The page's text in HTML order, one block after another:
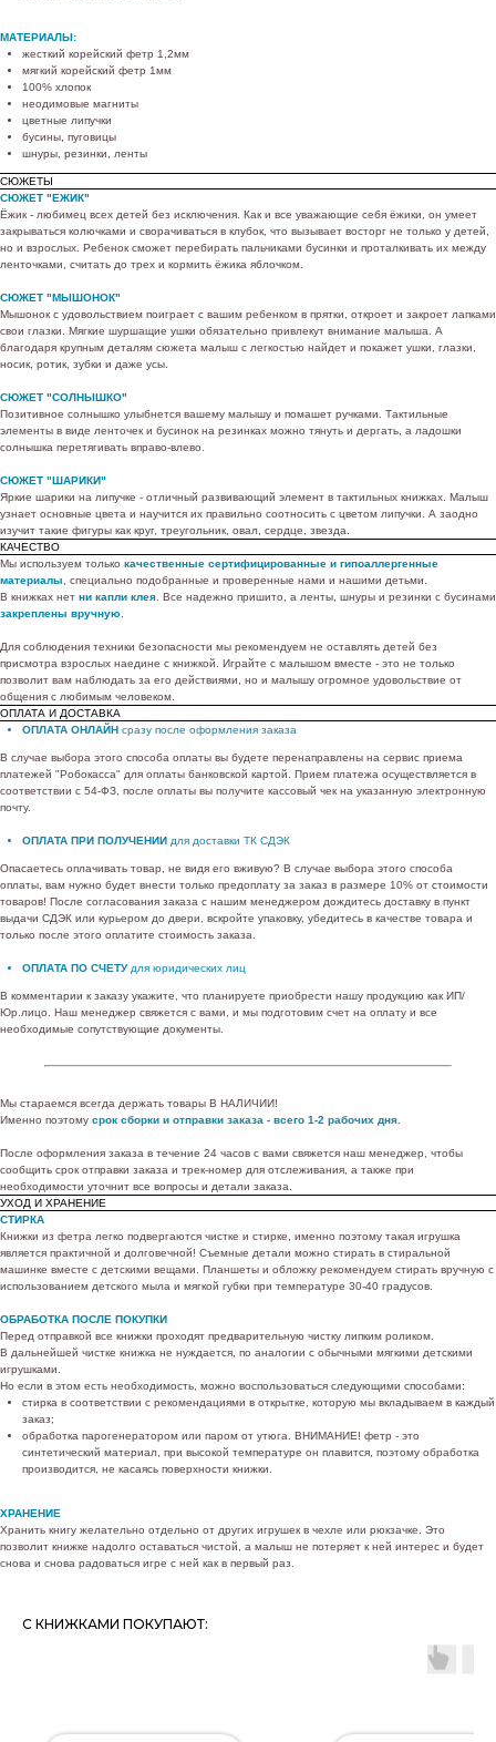
МАТЕРИАЛЫ:
жесткий корейский фетр 1,2мм
мягкий корейский фетр 1мм
100% хлопок
неодимовые магниты
цветные липучки
бусины, пуговицы
шнуры, резинки, ленты
СЮЖЕТЫ
СЮЖЕТ "ЕЖИК"
Ёжик - любимец всех детей без исключения. Как и все уважающие себя ёжики, он умеет
закрываться колючками и сворачиваться в клубок, что вызывает восторг не только у детей,
но и взрослых. Ребенок сможет перебирать пальчиками бусинки и проталкивать их между
ленточками, считать до трех и кормить ёжика яблочком.
СЮЖЕТ "МЫШОНОК"
Мышонок с удовольствием поиграет с вашим ребенком в прятки, откроет и закроет лапками
свои глазки. Мягкие шуршащие ушки обязательно привлекут внимание малыша. А
благодаря крупным деталям сюжета малыш с легкостью найдет и покажет ушки, глазки,
носик, ротик, зубки и даже усы.
СЮЖЕТ "СОЛНЫШКО"
Позитивное солнышко улыбнется вашему малышу и помашет ручками. Тактильные
элементы в виде ленточек и бусинок на резинках можно тянуть и дергать, а ладошки
солнышка перетягивать вправо-влево.
СЮЖЕТ "ШАРИКИ"
Яркие шарики на липучке - отличный развивающий элемент в тактильных книжках. Малыш
узнает основные цвета и научится их правильно соотносить с цветом липучки. А заодно
изучит такие фигуры как круг, треугольник, овал, сердце, звезда.
КАЧЕСТВО
Мы используем только качественные сертифицированные и гипоаллергенные
материалы , специально подобранные и проверенные нами и нашими детьми.
В книжках нет ни капли клея . Все надежно пришито, а ленты, шнуры и резинки с бусинами
закреплены вручную
Для соблюдения техники безопасности мы рекомендуем не оставлять детей без
присмотра взрослых наедине с книжкой. Играйте с малышом вместе - это не только
позволит вам наблюдать за его действиями, но и малышу огромное удовольствие от
общения с любимым человеком.
ОПЛАТА И ДОСТАВКА
ОПЛАТА ОНЛАЙН сразу после оформления заказа
В случае выбора этого способа оплаты вы будете перенаправлены на сервис приема
платежей "Робокасса" для оплаты банковской картой. Прием платежа осуществляется в
соответствии с 54-ФЗ, после оплаты вы получите кассовый чек на указанную электронную
почту.
ОПЛАТА ПРИ ПОЛУЧЕНИИ для доставки ТК СДЭК
Опасаетесь оплачивать товар, не видя его вживую? В случае выбора этого способа
оплаты, вам нужно будет внести только предоплату за заказ в размере 10% от стоимости
товаров! После согласования заказа с нашим менеджером дождитесь доставку в пункт
выдачи СДЭК или курьером до двери, вскройте упаковку, убедитесь в качестве товара и
только после этого оплатите стоимость заказа.
ОПЛАТА ПО СЧЕТУдля юридических лиц
В комментарии к заказу укажите, что планируете приобрести нашу продукцию как ИП/
Юр.лицо. Наш менеджер свяжется с вами, и мы подготовим счет на оплату и все
необходимые сопутствующие документы.
Мы стараемся всегда держать товары В НАЛИЧИИ!
Именно поэтому срок сборки и отправки заказа - всего 1-2 рабочих дня.
После оформления заказа в течение 24 часов с вами свяжется наш менеджер, чтобы
сообщить срок отправки заказа и трек-номер для отслеживания, а также при
необходимости уточнит все вопросы и детали заказа.
УХОД И ХРАНЕНИЕ
СТИРКА
Книжки из фетра легко подвергаются чистке и стирке, именно поэтому такая игрушка
является практичной и долговечной! Съемные детали можно стирать в стиральной
машинке вместе с детскими вещами. Планшеты и обложку рекомендуем стирать вручную с
использованием детского мыла и мягкой губки при температуре 30-40 градусов.
ОБРАБОТКА ПОСЛЕ ПОКУПКИ
Перед отправкой все книжки проходят предварительную чистку липким роликом.
В дальнейшей чистке книжка не нуждается, по аналогии с обычными мягкими детскими
игрушками.
Но если в этом есть необходимость, можно воспользоваться следующими способами:
стирка в соответствии с рекомендациями в открытке, которую мы вкладываем в каждый
заказ;
обработка парогенератором или паром от утюга. ВНИМАНИЕ! фетр - это
синтетический материал, при высокой температуре он плавится, поэтому обработка
производится, не касаясь поверхности книжки.
ХРАНЕНИЕ
Хранить книгу желательно отдельно от других игрушек в чехле или рюкзачке. Это
позволит книжке надолго оставаться чистой, а малыш не потеряет к ней интерес и будет
снова и снова радоваться игре с ней как в первый раз.
С КНИЖКАМИ ПОКУПАЮТ: